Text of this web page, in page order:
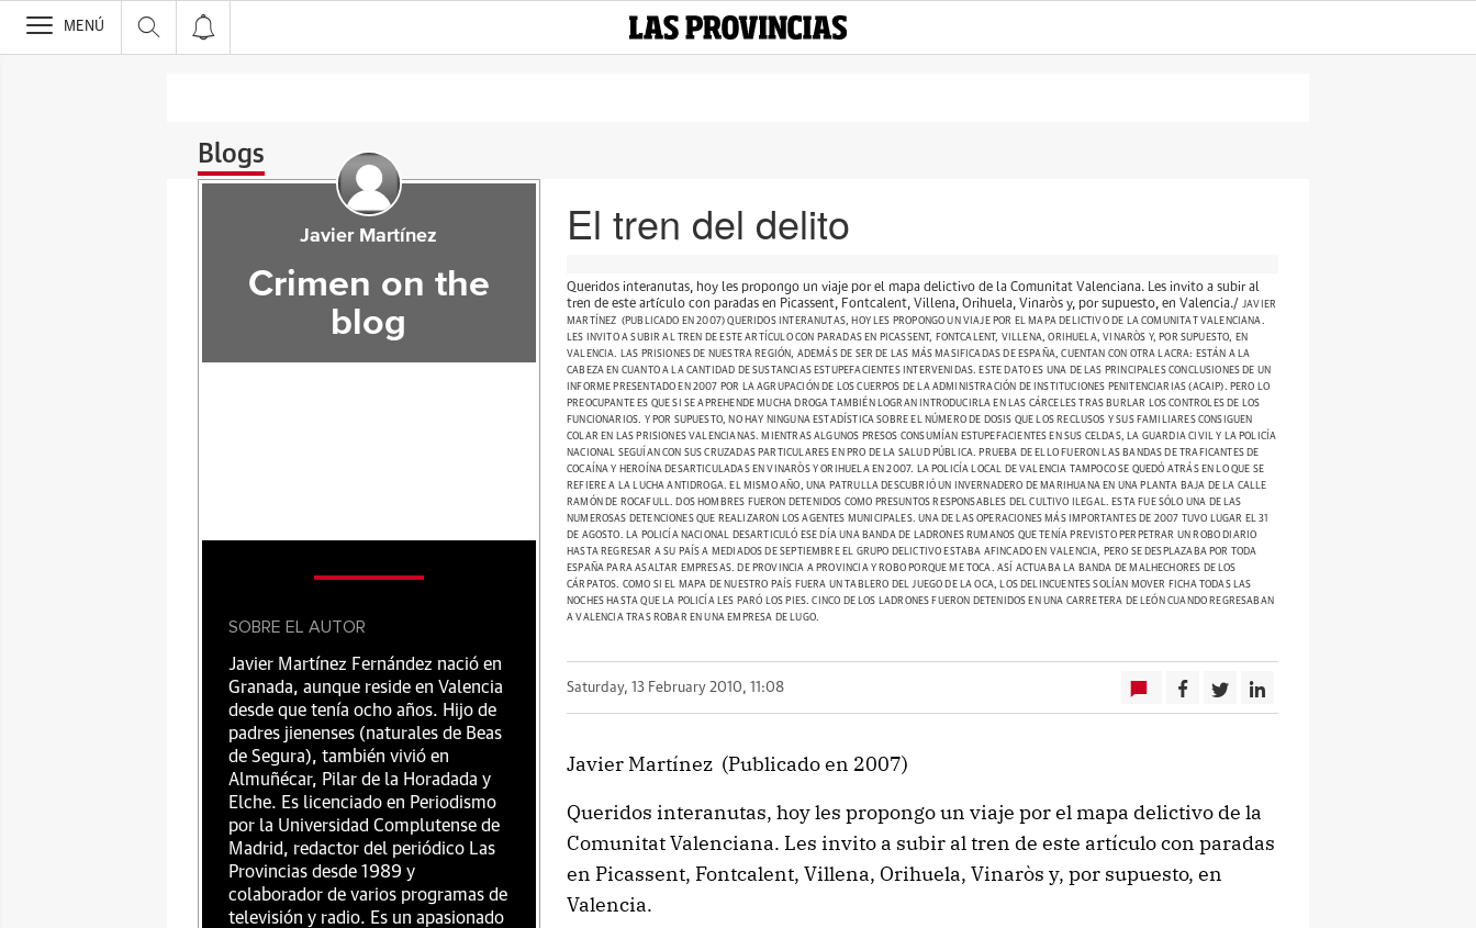
>
MENÚ
Blogs
El tren del delito
Queridos interanutas, hoy les propongo un viaje por el mapa delictivo de la Comunitat Valenciana. Les invito a subir al
tren de este artículo con paradas en Picassent, Fontcalent, Villena, Orihuela, Vinaròs y, por supuesto, en Valencia./ JAVIER
MARTÍNEZ (PUBLICADO EN 2007) QUERIDOS INTERANUTAS, HOY LES PROPONGO UN VIAJE POR EL MAPA DELICTIVO DE LA COMUNITAT VALENCIANA.
LES INVITO A SUBIR AL TREN DE ESTE ARTÍCULO CON PARADAS EN PICASSENT, FONTCALENT, VILLENA, ORIHUELA, VINARÒS Y, POR SUPUESTO, EN
VALENCIA. LAS PRISIONES DE NUESTRA REGIÓN, ADEMÁS DE SER DE LAS MÁS MASIFICADAS DE ESPAÑA, CUENTAN CON OTRA LACRA: ESTÁN A LA
CABEZA EN CUANTO A LA CANTIDAD DE SUSTANCIAS ESTUPEFACIENTES INTERVENIDAS. ESTE DATO ES UNA DE LAS PRINCIPALES CONCLUSIONES DE UN
INFORME PRESENTADO EN 2007 POR LA AGRUPACIÓN DE LOS CUERPOS DE LA ADMINISTRACIÓN DE INSTITUCIONES PENITENCIARIAS (ACAIP). PERO LO
PREOCUPANTE ES QUE SI SE APREHENDE MUCHA DROGA TAMBIÉN LOGRAN INTRODUCIRLA EN LAS CÁRCELES TRAS BURLAR LOS CONTROLES DE LOS
FUNCIONARIOS. Y POR SUPUESTO, NO HAY NINGUNA ESTADÍSTICA SOBRE EL NÚMERO DE DOSIS QUE LOS RECLUSOS Y SUS FAMILIARES CONSIGUEN
COLAR EN LAS PRISIONES VALENCIANAS. MIENTRAS ALGUNOS PRESOS CONSUMÍAN ESTUPEFACIENTES EN SUS CELDAS, LA GUARDIA CIVIL Y LA POLICÍA
NACIONAL SEGUÍAN CON SUS CRUZADAS PARTICULARES EN PRO DE LA SALUD PÚBLICA. PRUEBA DE ELLO FUERON LAS BANDAS DE TRAFICANTES DE
COCAÍNA Y HEROÍNA DESARTICULADAS EN VINARÒS Y ORIHUELA EN 2007. LA POLICÍA LOCAL DE VALENCIA TAMPOCO SE QUEDÓ ATRÁS EN LO QUE SE
REFIERE A LA LUCHA ANTIDROGA. EL MISMO AÑO, UNA PATRULLA DESCUBRIÓ UN INVERNADERO DE MARIHUANA EN UNA PLANTA BAJA DE LA CALLE
RAMÓN DE ROCAFULL. DOS HOMBRES FUERON DETENIDOS COMO PRESUNTOS RESPONSABLES DEL CULTIVO ILEGAL. ESTA FUE SÓLO UNA DE LAS
NUMEROSAS DETENCIONES QUE REALIZARON LOS AGENTES MUNICIPALES. UNA DE LAS OPERACIONES MÁS IMPORTANTES DE 2007 TUVO LUGAR EL 31
DE AGOSTO. LA POLICÍA NACIONAL DESARTICULÓ ESE DÍA UNA BANDA DE LADRONES RUMANOS QUE TENÍA PREVISTO PERPETRAR UN ROBO DIARIO
HASTA REGRESAR A SU PAÍS A MEDIADOS DE SEPTIEMBRE EL GRUPO DELICTIVO ESTABA AFINCADO EN VALENCIA, PERO SE DESPLAZABA POR TODA
ESPAÑA PARA ASALTAR EMPRESAS. DE PROVINCIA A PROVINCIA Y ROBO PORQUE ME TOCA. ASÍ ACTUABA LA BANDA DE MALHECHORES DE LOS
CÁRPATOS. COMO SI EL MAPA DE NUESTRO PAÍS FUERA UN TABLERO DEL JUEGO DE LA OCA, LOS DELINCUENTES SOLÍAN MOVER FICHA TODAS LAS
NOCHES HASTA QUE LA POLICÍA LES PARÓ LOS PIES. CINCO DE LOS LADRONES FUERON DETENIDOS EN UNA CARRETERA DE LEÓN CUANDO REGRESABAN
A VALENCIA TRAS ROBAR EN UNA EMPRESA DE LUGO.
Saturday, 13 February 2010, 11:08
Javier Martínez (Publicado en 2007)
Queridos interanutas, hoy les propongo un viaje por el mapa delictivo de la
Comunitat Valenciana. Les invito a subir al tren de este artículo con paradas
en Picassent, Fontcalent, Villena, Orihuela, Vinaròs y, por supuesto, en
Valencia.
Javier Martínez
Crimen on the
blog
SOBRE EL AUTOR
Javier Martínez Fernández nació en
Granada, aunque reside en Valencia
desde que tenía ocho años. Hijo de
padres jienenses (naturales de Beas
de Segura), también vivió en
Almuñécar, Pilar de la Horadada y
Elche. Es licenciado en Periodismo
por la Universidad Complutense de
Madrid, redactor del periódico Las
Provincias desde 1989 y
colaborador de varios programas de
televisión y radio. Es un apasionado